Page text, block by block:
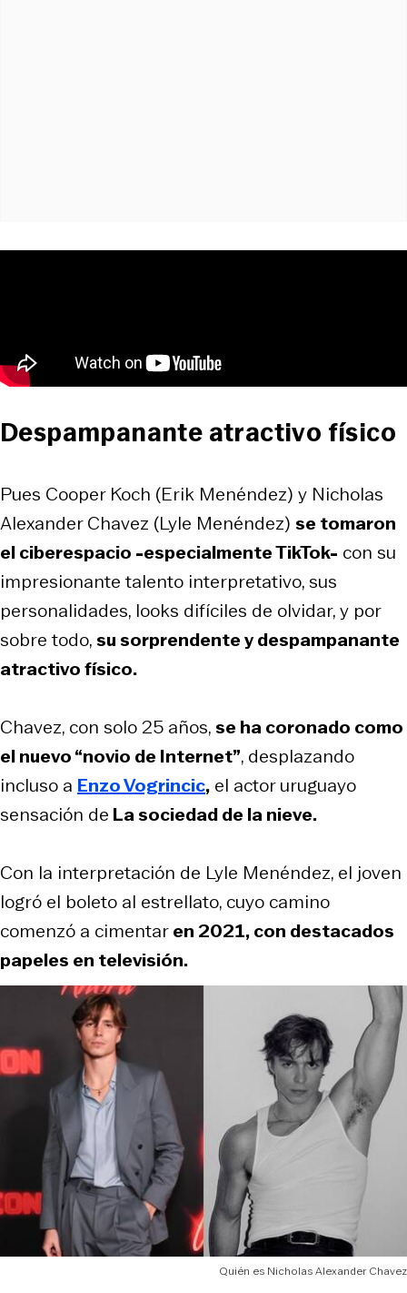
Despampanante atractivo físico
Pues Cooper Koch (Erik Menéndez) y Nicholas
Alexander Chavez (Lyle Menéndez) se tomaron
el ciberespacio -especialmente TikTok- con su
impresionante talento interpretativo, sus
personalidades, looks difíciles de olvidar, y por
sobre todo,su sorprendente y despampanante
atractivo físico.
Chavez, con solo 25 años,se ha coronado como
el nuevo “novio de Internet”, desplazando
incluso a Enzo Vogrincic, el actor uruguayo
sensación de La sociedad de la nieve.
Con la interpretación de Lyle Menéndez, el joven
logró el boleto al estrellato, cuyo camino
comenzó a cimentaren 2021, con destacados
papeles en televisión.
Quién es Nicholas Alexander Chavez